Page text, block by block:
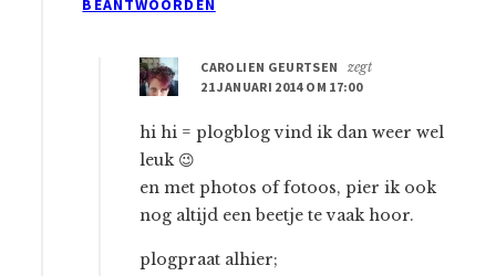
BEANTWOORDEN
CAROLIEN GEURTSEN
zegt
21 JANUARI 2014 OM 17:00
hi hi = plogblog vind ik dan weer wel
leuk 😉
en met photos of fotoos, pier ik ook
nog altijd een beetje te vaak hoor.
plogpraat alhier;